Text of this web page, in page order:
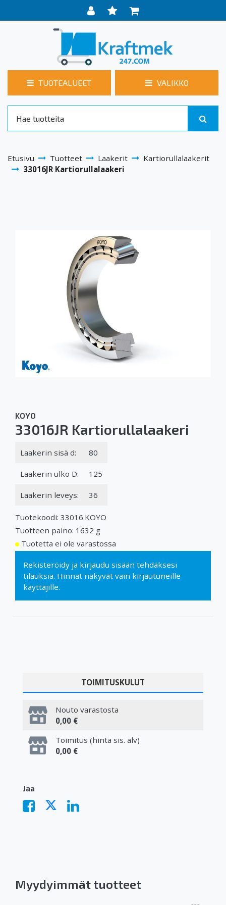
TUOTEALUEET VALIKKO
Etusivu Tuotteet Laakerit
Kartiorullalaakerit
33016JR Kartiorullalaakeri
KOYO
33016JR Kartiorullalaakeri
Laakerin sisä d: 80
Laakerin ulko D: 125
Laakerin leveys: 36
Tuotekoodi: 33016.KOYO
Tuotteen paino: 1632 g
Tuotetta ei ole varastossa
Rekisteröidy ja kirjaudu sisään tehdäksesi
tilauksia. Hinnat näkyvät vain kirjautuneille
käyttäjille.
TOIMITUSKULUT
Nouto varastosta
0,00 €
Toimitus (hinta sis. alv)
0,00 €
Jaa
Myydyimmät tuotteet